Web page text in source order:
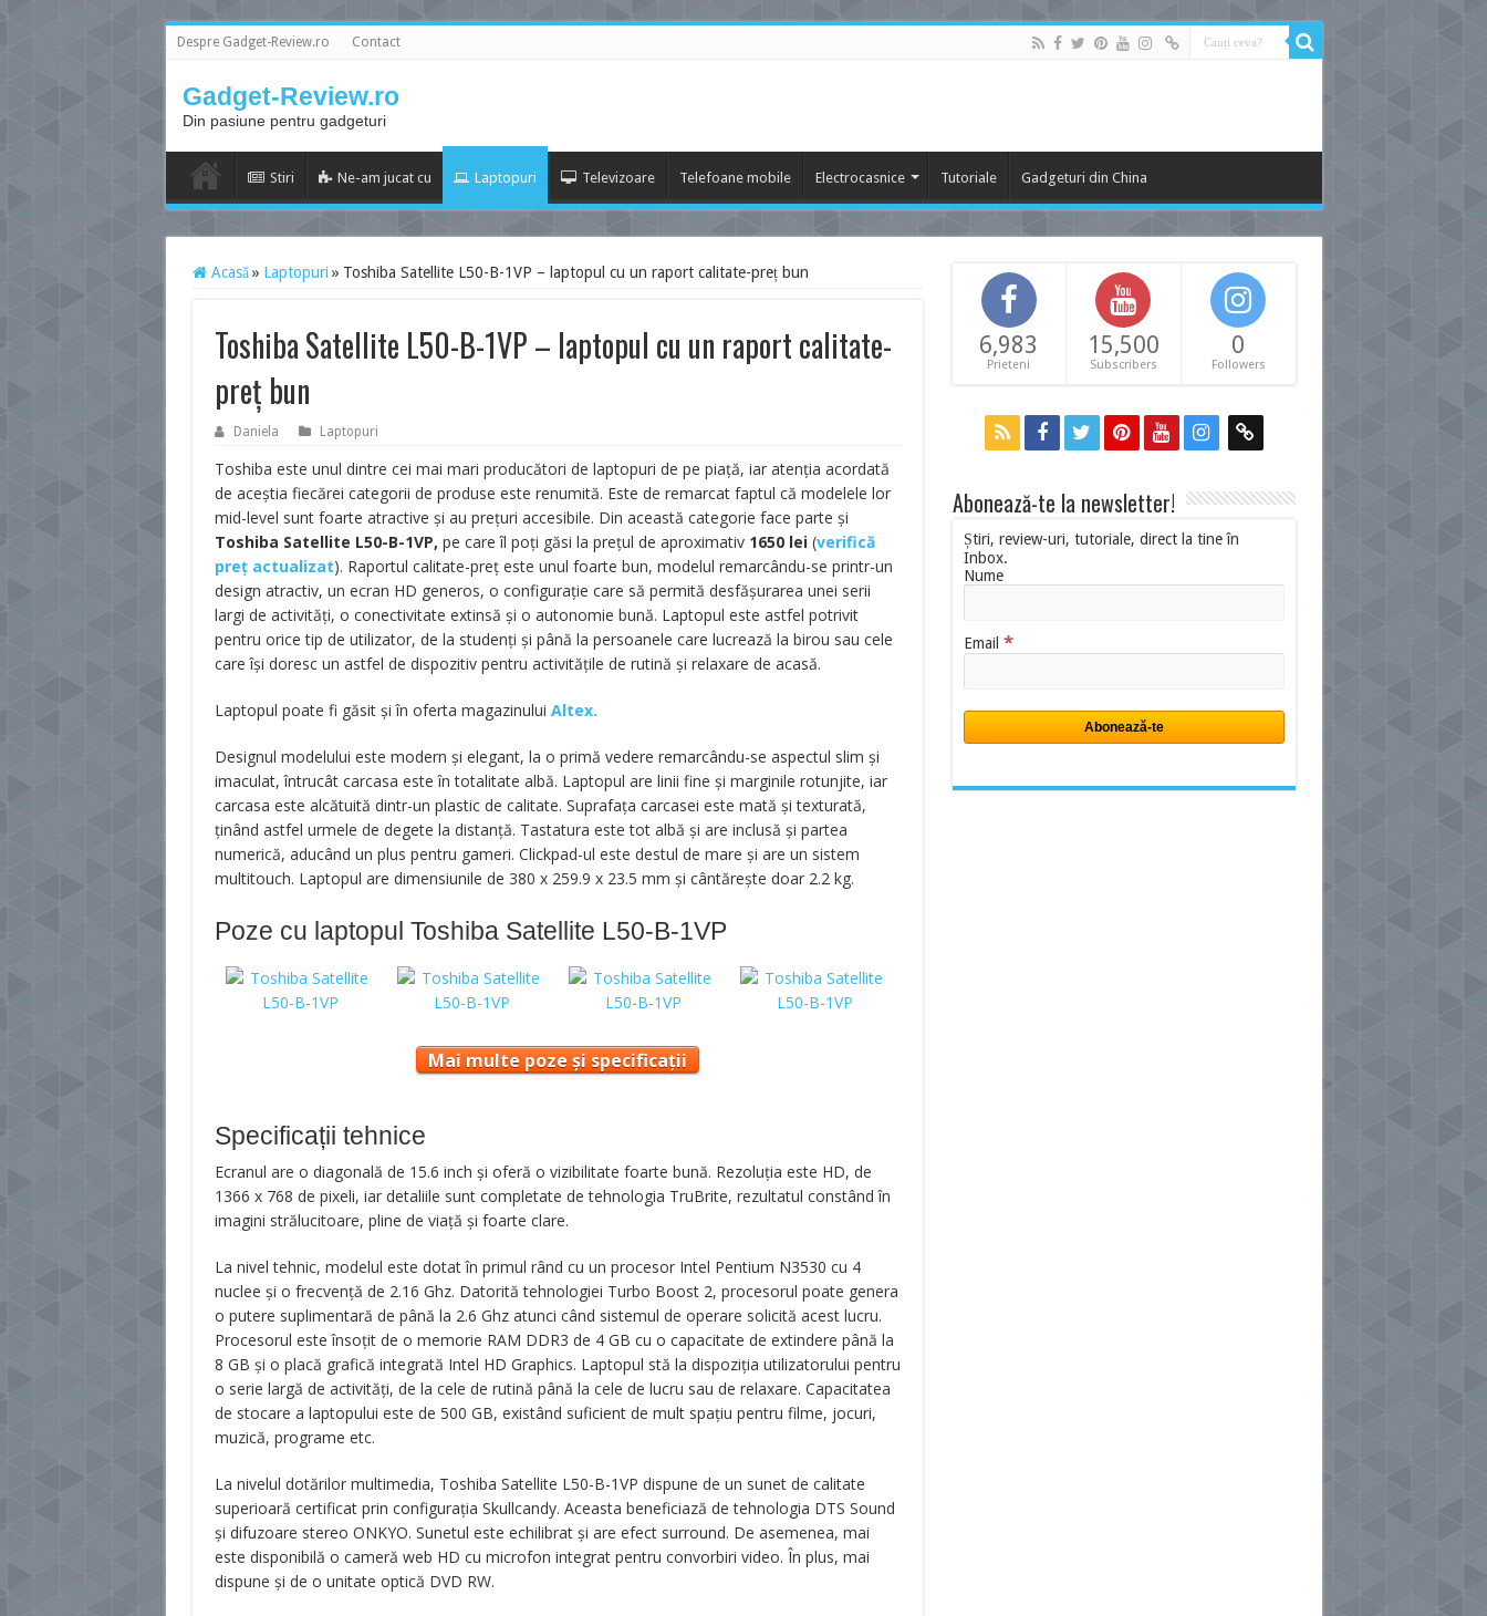
Despre Gadget-Review.ro Contact
Gadget-Review.ro
Din pasiune pentru gadgeturi
Stiri Ne-am jucat cu Laptopuri Televizoare Telefoane mobile Electrocasnice Tutoriale Gadgeturi din China
Acasă » Laptopuri » Toshiba Satellite L50-B-1VP – laptopul cu un raport calitate-preț bun
Toshiba Satellite L50-B-1VP – laptopul cu un raport calitate-
preț bun
Daniela Laptopuri
Toshiba este unul dintre cei mai mari producători de laptopuri de pe piață, iar atenția acordată
de aceștia fiecărei categorii de produse este renumită. Este de remarcat faptul că modelele lor
mid-level sunt foarte atractive și au prețuri accesibile. Din această categorie face parte și
Toshiba Satellite L50-B-1VP, pe care îl poți găsi la prețul de aproximativ1650 lei(verifică
preț actualizat). Raportul calitate-preț este unul foarte bun, modelul remarcându-se printr-un
design atractiv, un ecran HD generos, o configurație care să permită desfășurarea unei serii
largi de activități, o conectivitate extinsă și o autonomie bună. Laptopul este astfel potrivit
pentru orice tip de utilizator, de la studenți și până la persoanele care lucrează la birou sau cele
care își doresc un astfel de dispozitiv pentru activitățile de rutină și relaxare de acasă.
Laptopul poate fi găsit și în oferta magazinului Altex.
Designul modelului este modern și elegant, la o primă vedere remarcându-se aspectul slim și
imaculat, întrucât carcasa este în totalitate albă. Laptopul are linii fine și marginile rotunjite, iar
carcasa este alcătuită dintr-un plastic de calitate. Suprafața carcasei este mată și texturată,
ținând astfel urmele de degete la distanță. Tastatura este tot albă și are inclusă și partea
numerică, aducând un plus pentru gameri. Clickpad-ul este destul de mare și are un sistem
multitouch. Laptopul are dimensiunile de 380 x 259.9 x 23.5 mm și cântăreşte doar 2.2 kg.
Poze cu laptopul Toshiba Satellite L50-B-1VP
Mai multe poze și specificații
Specificații tehnice
Ecranul are o diagonală de 15.6 inch și oferă o vizibilitate foarte bună. Rezoluția este HD, de
1366 x 768 de pixeli, iar detaliile sunt completate de tehnologia TruBrite, rezultatul constând în
imagini strălucitoare, pline de viață și foarte clare.
La nivel tehnic, modelul este dotat în primul rând cu un procesor Intel Pentium N3530 cu 4
nuclee și o frecvență de 2.16 Ghz. Datorită tehnologiei Turbo Boost 2, procesorul poate genera
o putere suplimentară de până la 2.6 Ghz atunci când sistemul de operare solicită acest lucru.
Procesorul este însoțit de o memorie RAM DDR3 de 4 GB cu o capacitate de extindere până la
8 GB și o placă grafică integrată Intel HD Graphics. Laptopul stă la dispoziția utilizatorului pentru
o serie largă de activități, de la cele de rutină până la cele de lucru sau de relaxare. Capacitatea
de stocare a laptopului este de 500 GB, existând suficient de mult spațiu pentru filme, jocuri,
muzică, programe etc.
La nivelul dotărilor multimedia, Toshiba Satellite L50-B-1VP dispune de un sunet de calitate
superioară certificat prin configurația Skullcandy. Aceasta beneficiază de tehnologia DTS Sound
și difuzoare stereo ONKYO. Sunetul este echilibrat și are efect surround. De asemenea, mai
este disponibilă o cameră web HD cu microfon integrat pentru convorbiri video. În plus, mai
dispune și de o unitate optică DVD RW.
6,983
Prieteni
15,500
Subscribers
0
Followers
Abonează-te la newsletter!
Știri, review-uri, tutoriale, direct la tine în
Inbox.
Nume
Email *